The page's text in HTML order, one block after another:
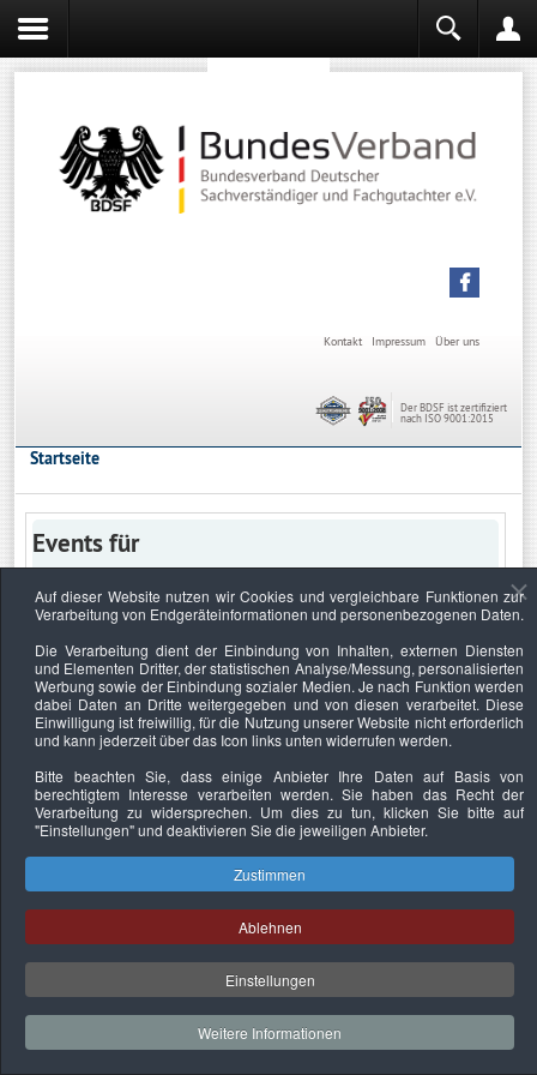
Über uns
Impressum
Kontakt
Der BDSF ist zertifiziert
nach ISO 9001:2015
Startseite
Events für
Keine Termine
Datenschutzerklärung Urheberrechtsnachweise Nachhaltigkeit
Copyright © 2026. Bundesverband Deutscher
Sachverständiger und Fachgutachter e.V..
Auf dieser Website nutzen wir Cookies und vergleichbare Funktionen zur
Verarbeitung von Endgeräteinformationen und personenbezogenen Daten.
Die Verarbeitung dient der Einbindung von Inhalten, externen Diensten
und Elementen Dritter, der statistischen Analyse/Messung, personalisierten
Werbung sowie der Einbindung sozialer Medien. Je nach Funktion werden
dabei Daten an Dritte weitergegeben und von diesen verarbeitet. Diese
Einwilligung ist freiwillig, für die Nutzung unserer Website nicht erforderlich
und kann jederzeit über das Icon links unten widerrufen werden.
Bitte beachten Sie, dass einige Anbieter Ihre Daten auf Basis von
berechtigtem Interesse verarbeiten werden. Sie haben das Recht der
Verarbeitung zu widersprechen. Um dies zu tun, klicken Sie bitte auf
"Einstellungen"und deaktivieren Sie die jeweiligen Anbieter.
Zustimmen
Ablehnen
Einstellungen
Weitere Informationen